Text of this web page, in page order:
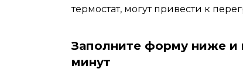
термостат, могут привести к
Заполните форму ниже и
минут